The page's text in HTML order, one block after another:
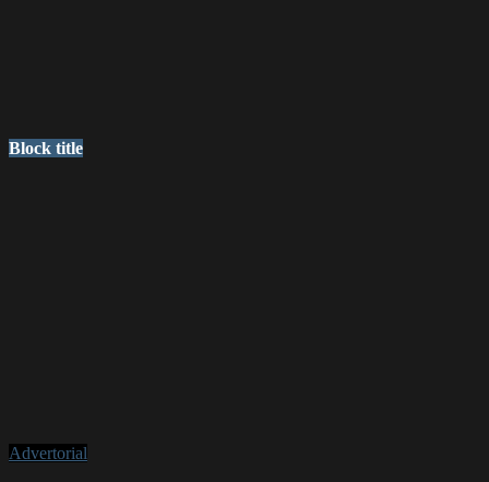
Block title
Advertorial